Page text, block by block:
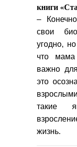
книги
–
свои
угодно,
что мама
важно
это
такие
жизнь.